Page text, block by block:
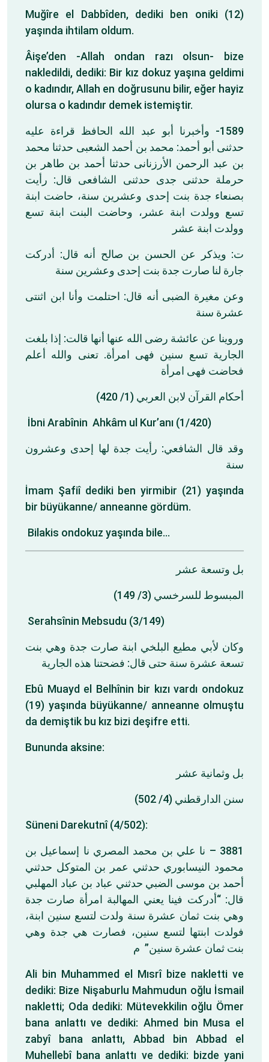
Muğîre el Dabbîden, dediki ben oniki (12)
yaşında ihtilam oldum.
Âişe’den -Allah ondan razı olsun- bize
nakledildi, dediki: Bir kız dokuz yaşına geldimi
o kadındır, Allah en doğrusunu bilir, eğer hayiz
olursa o kadındır demek istemiştir.
1589- وأخبرنا أبو عبد الله الحافظ قراءة عليه
حدثنى أبو أحمد: محمد بن أحمد الشعبى حدثنا محمد
بن عبد الرحمن الأرزنانى حدثنا أحمد بن طاهر بن
حرملة حدثنى جدى حدثنى الشافعى قال: رأيت
بصنعاء جدة بنت إحدى وعشرين سنة، حاضت ابنة
تسع وولدت ابنة عشر، وحاضت البنت ابنة تسع
وولدت ابنة عشر
ت: ويذكر عن الحسن بن صالح أنه قال: أدركت
جارة لنا صارت جدة بنت إحدى وعشرين سنة
وعن مغيرة الضبى أنه قال: احتلمت وأنا ابن اثنتى
عشرة سنة
وروينا عن عائشة رضى الله عنها أنها قالت: إذا بلغت
الجارية تسع سنين فهى امرأة. تعنى والله أعلم
فحاضت فهى امرأة
أحكام القرآن لابن العربي (1/ 420)
İbni Arabînin Ahkâm ul Kur’anı (1/420)
وقد قال الشافعي: رأيت جدة لها إحدى وعشرون
سنة
İmam Şafiî dediki ben yirmibir (21) yaşında
bir büyükanne/ anneanne gördüm.
Bilakis ondokuz yaşında bile…
بل وتسعة عشر
المبسوط للسرخسي (3/ 149)
Serahsînin Mebsudu (3/149)
وكان لأبي مطيع البلخي ابنة صارت جدة وهي بنت
تسعة عشرة سنة حتى قال: فضحتنا هذه الجارية
Ebû Muayd el Belhînin bir kızı vardı ondokuz
(19) yaşında büyükanne/ anneanne olmuştu
da demiştik bu kız bizi deşifre etti.
Bununda aksine:
بل وثمانية عشر
سنن الدارقطني (4/ 502)
Süneni Darekutnî (4/502):
3881 – نا علي بن محمد المصري نا إسماعيل بن
محمود النيسابوري حدثني عمر بن المتوكل حدثني
أحمد بن موسى الضبي حدثني عباد بن عباد المهلبي
قال: “أدركت فينا يعني المهالبة امرأة صارت جدة
وهي بنت ثمان عشرة سنة ولدت لتسع سنين ابنة،
فولدت ابنتها لتسع سنين، فصارت هي جدة وهي
بنت ثمان عشرة سنين” م
Ali bin Muhammed el Mısrî bize nakletti ve
dediki: Bize Nişaburlu Mahmudun oğlu İsmail
nakletti; Oda dediki: Mütevekkilin oğlu Ömer
bana anlattı ve dediki: Ahmed bin Musa el
zabyî bana anlattı, Abbad bin Abbad el
Muhellebî bana anlattı ve dediki: bizde yani